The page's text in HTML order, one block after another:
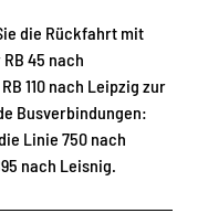
die Rückfahrt mit
45 nach
110 nach Leipzig zur
Busverbindungen:
Linie 750 nach
nach Leisnig.